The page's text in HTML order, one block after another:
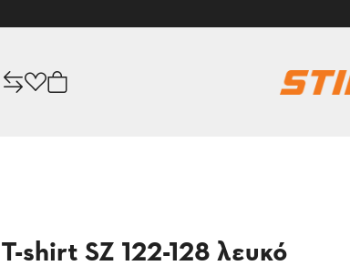
T-shirt SZ 122-128 λευκό